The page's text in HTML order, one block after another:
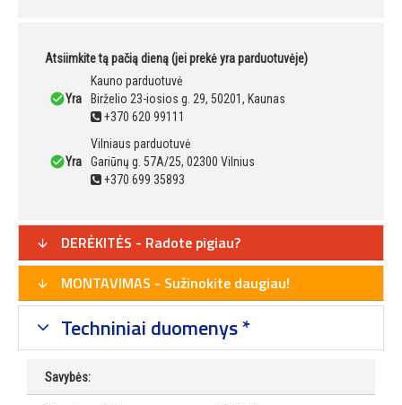
Atsiimkite tą pačią dieną (jei prekė yra parduotuvėje)
Yra
Kauno parduotuvė
Birželio 23-iosios g. 29, 50201, Kaunas
+370 620 99111
Yra
Vilniaus parduotuvė
Gariūnų g. 57A/25, 02300 Vilnius
+370 699 35893
DERĖKITĖS - Radote pigiau?
MONTAVIMAS - Sužinokite daugiau!
Techniniai duomenys *
Savybės: